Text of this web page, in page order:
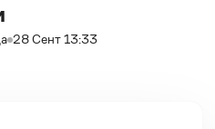
28 Сент 13:33